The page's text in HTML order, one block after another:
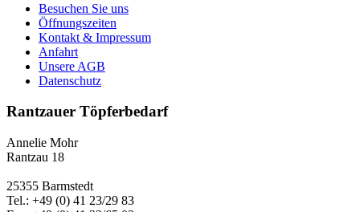
Besuchen Sie uns
Öffnungszeiten
Kontakt & Impressum
Anfahrt
Unsere AGB
Datenschutz
Rantzauer Töpferbedarf
Annelie Mohr
Rantzau 18
25355 Barmstedt
Tel.: +49 (0) 41 23/29 83